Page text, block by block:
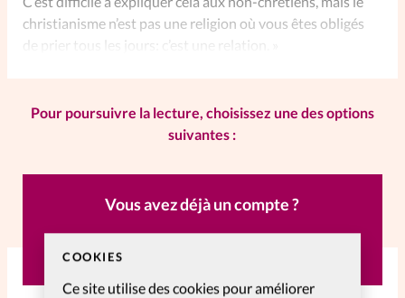
COOKIES
Ce site utilise des cookies pour améliorer
christianisme n’est pas une religion où vous êtes obligés
de prier tous les jours: c’est une relation. »
Pour poursuivre la lecture, choisissez une des options
suivantes :
Vous avez déjà un compte ?